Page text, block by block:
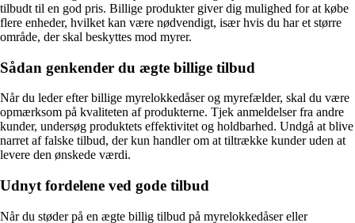
tilbudt til en god pris. Billige produkter giver dig mulighed for at købe
flere enheder, hvilket kan være nødvendigt, især hvis du har et større
område, der skal beskyttes mod myrer.
Sådan genkender du ægte billige tilbud
Når du leder efter billige myrelokkedåser og myrefælder, skal du være
opmærksom på kvaliteten af produkterne. Tjek anmeldelser fra andre
kunder, undersøg produktets effektivitet og holdbarhed. Undgå at blive
narret af falske tilbud, der kun handler om at tiltrække kunder uden at
levere den ønskede værdi.
Udnyt fordelene ved gode tilbud
Når du støder på en ægte billig tilbud på myrelokkedåser eller